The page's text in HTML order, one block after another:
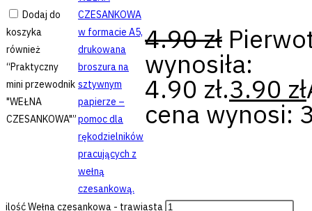
Dodaj do
koszyka
również
“Praktyczny
mini przewodnik
"WEŁNA
CZESANKOWA"”
4.90zł
wynosiła:
4.90 zł.3.90 zł
cena wynosi:
ilość Wełna czesankowa - trawiasta